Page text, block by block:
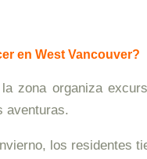
en West Vancouver?
zona organiza
aventuras.
los residentes